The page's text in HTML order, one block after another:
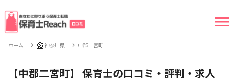
ホーム 🎡神奈川県 中郡二宮町
【中郡二宮町】 保育士の口コミ・評判・求人